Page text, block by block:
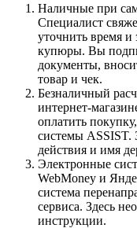
Наличные при
Специалист
уточнить время и
купюры. Вы
документы,
товар и чек.
Безналичный
интернет-
оплатить
системы ASSIST.
действия и имя
Электронные
WebMoney и
система
сервиса. Здесь
инструкции.